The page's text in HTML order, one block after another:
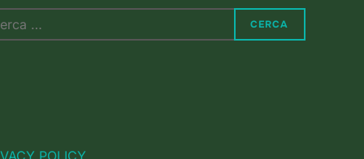
CERCA
POLICY